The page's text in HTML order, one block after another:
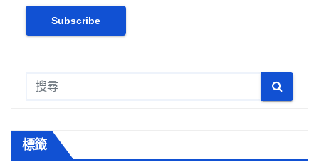
標籤